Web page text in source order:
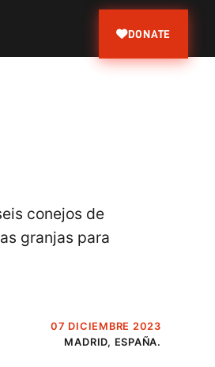
DONATE
conejos de
granjas para
07 DICIEMBRE 2023
MADRID, ESPAÑA.